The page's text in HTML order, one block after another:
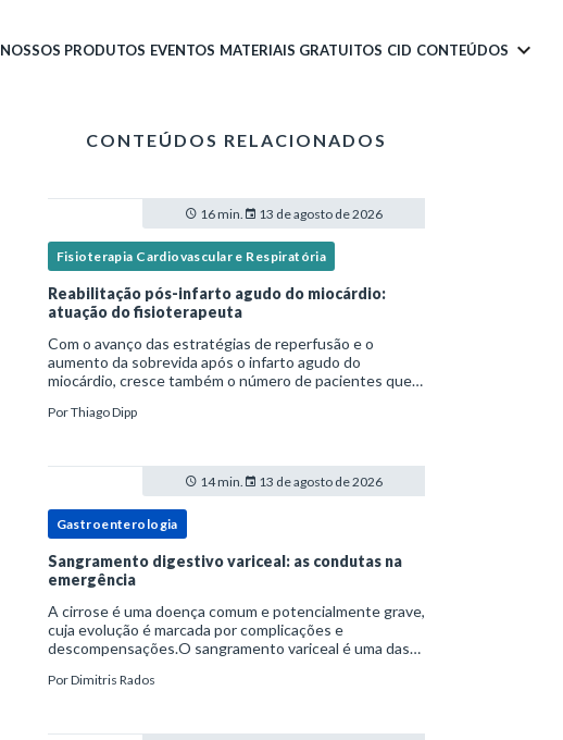
NOSSOS PRODUTOS EVENTOS MATERIAIS GRATUITOS CID CONTEÚDOS
CONTEÚDOS RELACIONADOS
16 min. 13 de agosto de 2026
Fisioterapia Cardiovascular e Respiratória
Reabilitação pós-infarto agudo do miocárdio:
atuação do fisioterapeuta
Com o avanço das estratégias de reperfusão e o
aumento da sobrevida após o infarto agudo do
miocárdio, cresce também o número de pacientes que
estruturada.Nesse contexto, o fisioterapeuta assume
PorThiago Dipp
14 min. 13 de agosto de 2026
Gastroenterologia
Sangramento digestivo variceal: as condutas na
emergência
A cirrose é uma doença comum e potencialmente grave,
cuja evolução é marcada por complicações e
descompensações.O sangramento variceal é uma das
pessoas com cirrose.Ele é causado pela hipertensão
PorDimitris Rados